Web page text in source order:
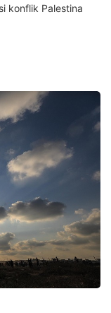
konflik Palestina